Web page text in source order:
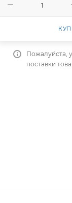
Пожалуйста,
поставки